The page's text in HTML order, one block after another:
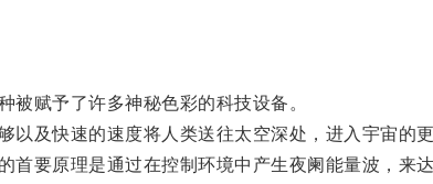
赋予了许多神秘色彩的科技设备。
及快速的速度将人类送往太空深处，进入宇宙的
要原理是通过在控制环境中产生夜阑能量波，来